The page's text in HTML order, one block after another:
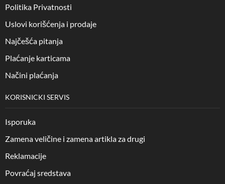
Politika Privatnosti
Uslovi korišćenja i prodaje
Najčešća pitanja
Plaćanje karticama
Načini plaćanja
KORISNICKI SERVIS
Isporuka
Zamena veličine i zamena artikla za drugi
Reklamacije
Povraćaj sredstava